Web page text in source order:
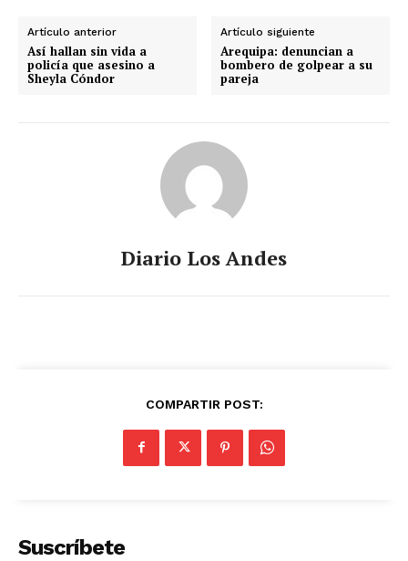
Artículo anterior
Así hallan sin vida a
policía que asesino a
Sheyla Cóndor
Artículo siguiente
Arequipa: denuncian a
bombero de golpear a su
pareja
Diario Los Andes
COMPARTIR POST:
Suscríbete